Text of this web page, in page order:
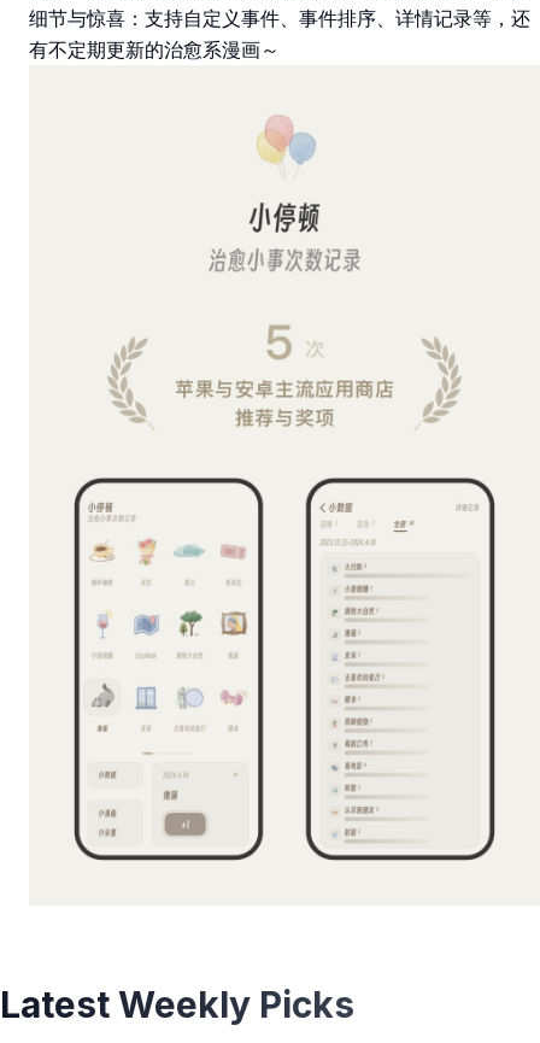
细节与惊喜：支持自定义事件、事件排序、详情记录等，还
有不定期更新的治愈系漫画～
Latest Weekly Picks